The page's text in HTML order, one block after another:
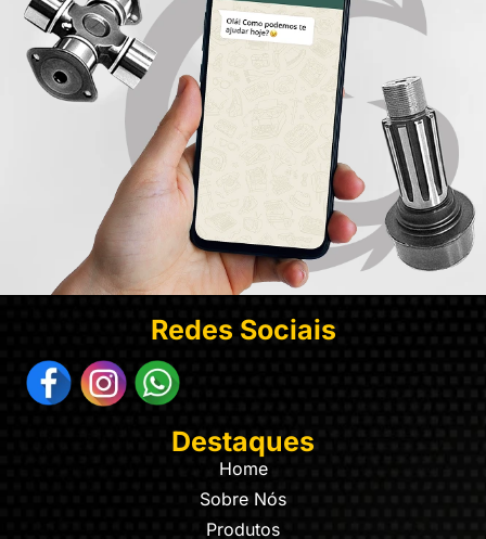
Redes Sociais
Destaques
Home
Sobre Nós
Produtos